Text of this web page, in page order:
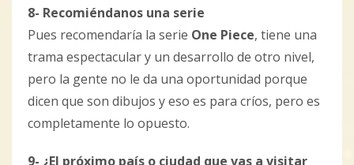
8- Recomiéndanos una serie
Pues recomendaría la serie One Piece, tiene una
trama espectacular y un desarrollo de otro nivel,
pero la gente no le da una oportunidad porque
dicen que son dibujos y eso es para críos, pero es
completamente lo opuesto.
9- ¿El próximo país o ciudad que vas a visitar